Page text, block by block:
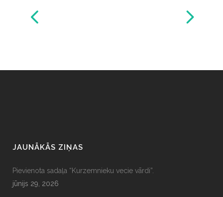
JAUNĀKĀS ZIŅAS
Pievienota sadaļa “Kurzemnieku vecie vārdi”.
jūnijs 29, 2026